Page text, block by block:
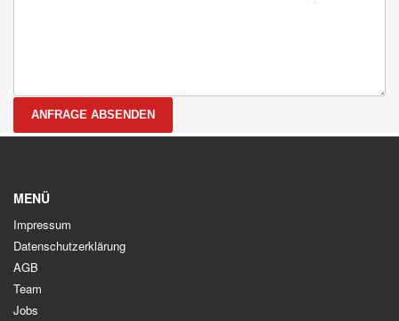
ANFRAGE ABSENDEN
MENÜ
Impressum
Datenschutzerklärung
AGB
Team
Jobs